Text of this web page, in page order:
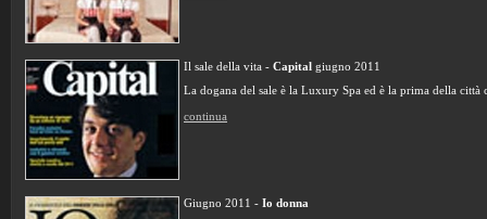
Il sale della vita - Capital giugno 2011
La dogana del sale è la Luxury Spa ed è la prima della
continua
Giugno 2011 - Io donna